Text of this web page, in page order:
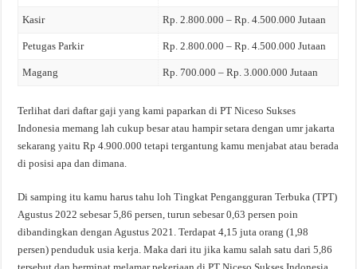
Kasir Rp. 2.800.000 – Rp. 4.500.000 Jutaan
Petugas Parkir Rp. 2.800.000 – Rp. 4.500.000 Jutaan
Magang Rp. 700.000 – Rp. 3.000.000 Jutaan
Terlihat dari daftar gaji yang kami paparkan di PT Niceso Sukses
Indonesia memang lah cukup besar atau hampir setara dengan umr jakarta
sekarang yaitu Rp 4.900.000 tetapi tergantung kamu menjabat atau berada
di posisi apa dan dimana.
Di samping itu kamu harus tahu loh Tingkat Pengangguran Terbuka (TPT)
Agustus 2022 sebesar 5,86 persen, turun sebesar 0,63 persen poin
dibandingkan dengan Agustus 2021. Terdapat 4,15 juta orang (1,98
persen) penduduk usia kerja. Maka dari itu jika kamu salah satu dari 5,86
tersebut dan berminat melamar pekerjaan di PT Niceso Sukses Indonesia